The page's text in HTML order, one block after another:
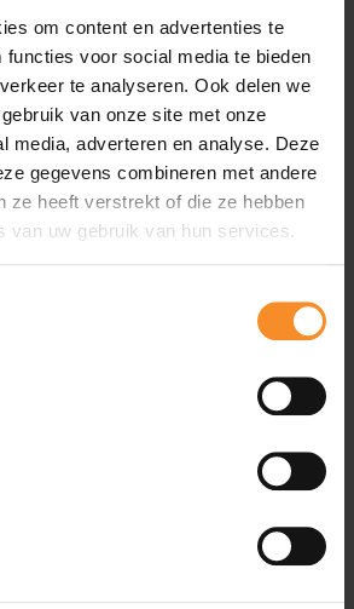
om content en advertenties te
functies voor social media te bieden
te analyseren. Ook delen we
van onze site met onze
media, adverteren en analyse. Deze
gegevens combineren met andere
ze heeft verstrekt of die ze hebben
van uw gebruik van hun services.
leuk vindt